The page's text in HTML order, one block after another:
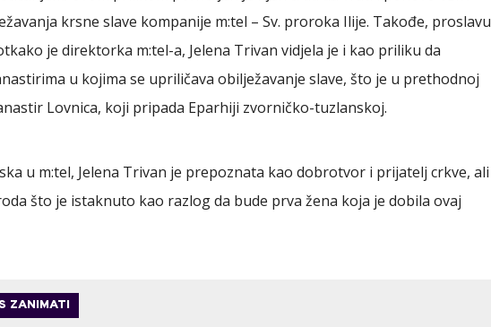
krsne slave kompanije m:tel – Sv. proroka Ilije. Takođe, proslavu
je direktorka m:tel-a, Jelena Trivan vidjela je i kao priliku da
u kojima se upriličava obilježavanje slave, što je u prethodnoj
Lovnica, koji pripada Eparhiji zvorničko-tuzlanskoj.
u m:tel, Jelena Trivan je prepoznata kao dobrotvor i prijatelj crkve, ali
što je istaknuto kao razlog da bude prva žena koja je dobila ovaj
ZANIMATI